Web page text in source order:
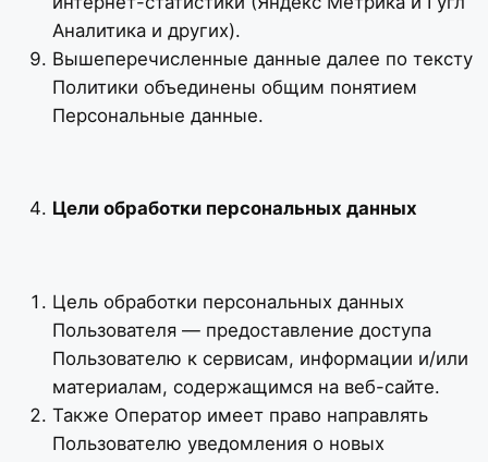
Аналитика и других).
Вышеперечисленные данные далее по тексту
Политики объединены общим понятием
Персональные данные.
Цели обработки персональных данных
Цель обработки персональных данных
Пользователя — предоставление доступа
Пользователю к сервисам, информации и/или
материалам, содержащимся на веб-сайте.
Также Оператор имеет право направлять
Пользователю уведомления о новых